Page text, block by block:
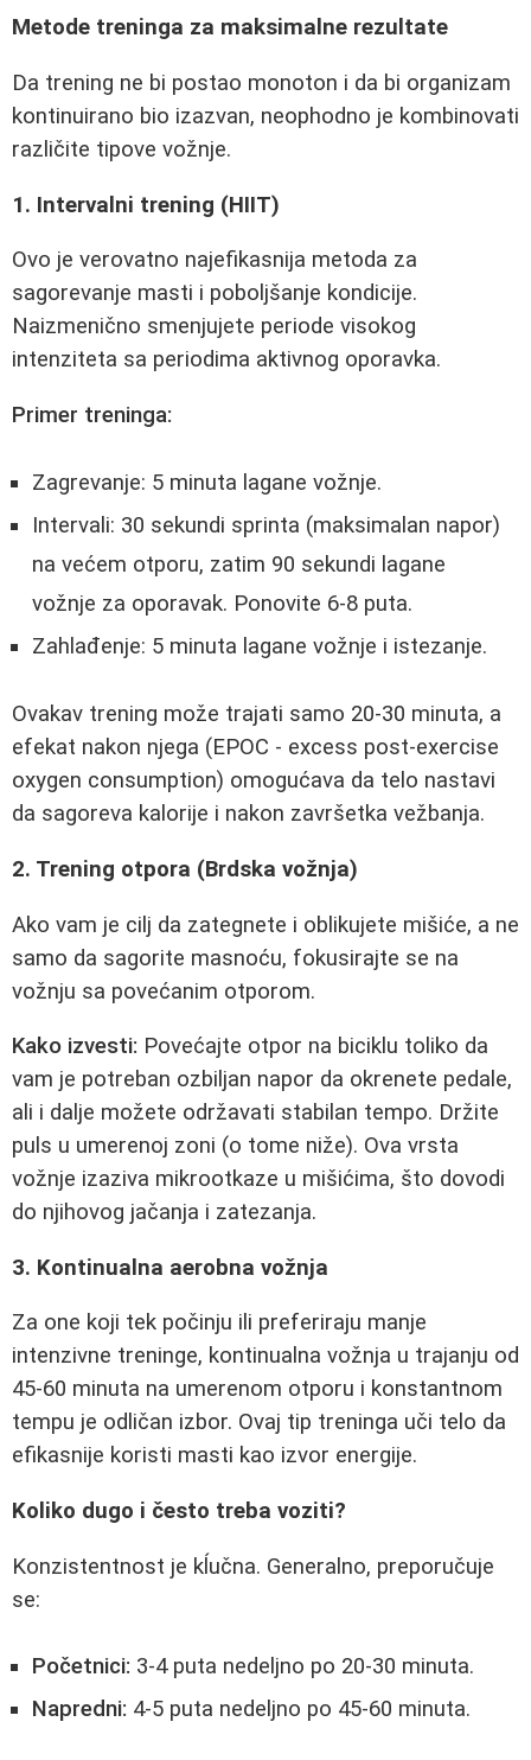
Metode treninga za maksimalne rezultate
Da trening ne bi postao monoton i da bi organizam
kontinuirano bio izazvan, neophodno je kombinovati
različite tipove vožnje.
1. Intervalni trening (HIIT)
Ovo je verovatno najefikasnija metoda za
sagorevanje masti i poboljšanje kondicije.
Naizmenično smenjujete periode visokog
intenziteta sa periodima aktivnog oporavka.
Primer treninga:
Zagrevanje: 5 minuta lagane vožnje.
Intervali: 30 sekundi sprinta (maksimalan napor)
na većem otporu, zatim 90 sekundi lagane
vožnje za oporavak. Ponovite 6-8 puta.
Zahlađenje: 5 minuta lagane vožnje i istezanje.
Ovakav trening može trajati samo 20-30 minuta, a
efekat nakon njega (EPOC - excess post-exercise
oxygen consumption) omogućava da telo nastavi
da sagoreva kalorije i nakon završetka vežbanja.
2. Trening otpora (Brdska vožnja)
Ako vam je cilj da zategnete i oblikujete mišiće, a ne
samo da sagorite masnoću, fokusirajte se na
vožnju sa povećanim otporom.
Kako izvesti: Povećajte otpor na biciklu toliko da
vam je potreban ozbiljan napor da okrenete pedale,
ali i dalje možete održavati stabilan tempo. Držite
puls u umerenoj zoni (o tome niže). Ova vrsta
vožnje izaziva mikrootkaze u mišićima, što dovodi
do njihovog jačanja i zatezanja.
3. Kontinualna aerobna vožnja
Za one koji tek počinju ili preferiraju manje
intenzivne treninge, kontinualna vožnja u trajanju od
45-60 minuta na umerenom otporu i konstantnom
tempu je odličan izbor. Ovaj tip treninga uči telo da
efikasnije koristi masti kao izvor energije.
Koliko dugo i često treba voziti?
Konzistentnost je kĺučna. Generalno, preporučuje
se:
Početnici: 3-4 puta nedeljno po 20-30 minuta.
Napredni: 4-5 puta nedeljno po 45-60 minuta.